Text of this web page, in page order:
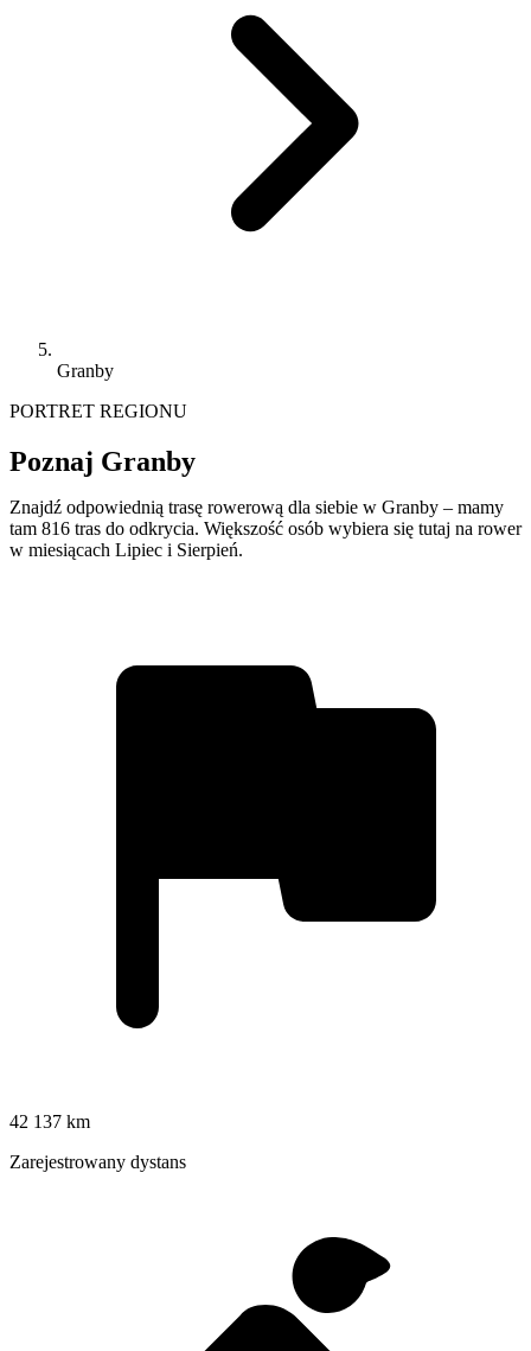
Granby
PORTRET REGIONU
Poznaj Granby
Znajdź odpowiednią trasę rowerową dla siebie w Granby – mamy
tam 816 tras do odkrycia. Większość osób wybiera się tutaj na rower
w miesiącach Lipiec i Sierpień.
42 137 km
Zarejestrowany dystans